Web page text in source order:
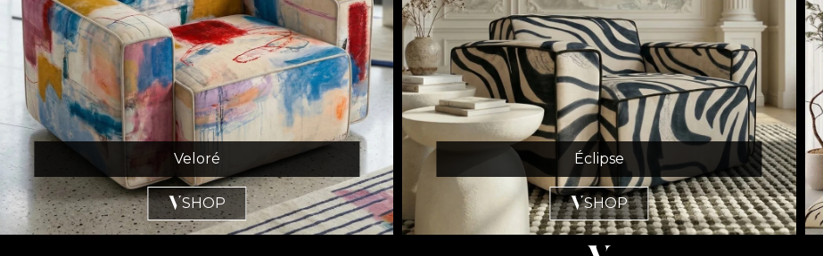
Veloré
SHOP
Éclipse
SHOP